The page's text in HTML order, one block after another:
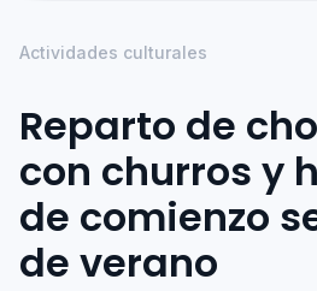
Actividades culturales
Reparto de
con churros y
de comienzo
de verano